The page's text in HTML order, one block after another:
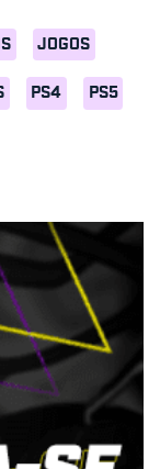
JOGOS
PS4 PS5